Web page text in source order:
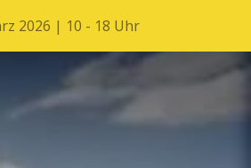
2026 | 10 - 18 Uhr